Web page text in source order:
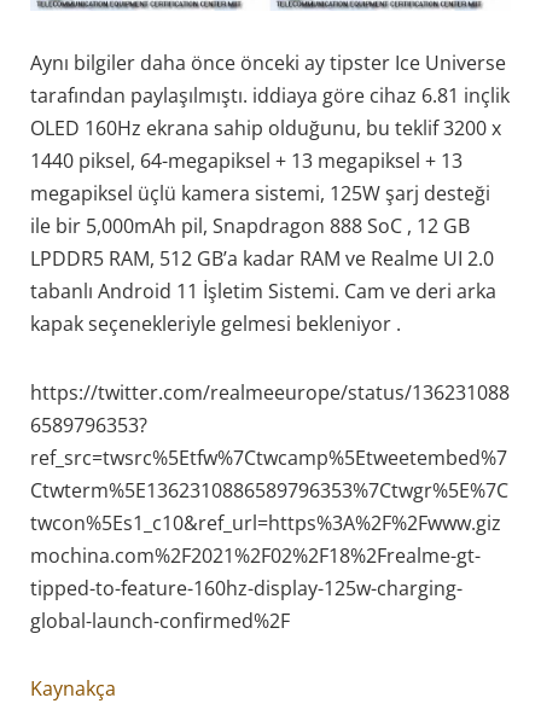
Aynı bilgiler daha önce önceki ay tipster Ice Universe
tarafından paylaşılmıştı. iddiaya göre cihaz 6.81 inçlik
OLED 160Hz ekrana sahip olduğunu, bu teklif 3200 x
1440 piksel, 64-megapiksel + 13 megapiksel + 13
megapiksel üçlü kamera sistemi, 125W şarj desteği
ile bir 5,000mAh pil, Snapdragon 888 SoC , 12 GB
LPDDR5 RAM, 512 GB’a kadar RAM ve Realme UI 2.0
tabanlı Android 11 İşletim Sistemi. Cam ve deri arka
kapak seçenekleriyle gelmesi bekleniyor .
https://twitter.com/realmeeurope/status/136231088
6589796353?
ref_src=twsrc%5Etfw%7Ctwcamp%5Etweetembed%7
Ctwterm%5E1362310886589796353%7Ctwgr%5E%7C
twcon%5Es1_c10&ref_url=https%3A%2F%2Fwww.giz
mochina.com%2F2021%2F02%2F18%2Frealme-gt-
tipped-to-feature-160hz-display-125w-charging-
global-launch-confirmed%2F
Kaynakça